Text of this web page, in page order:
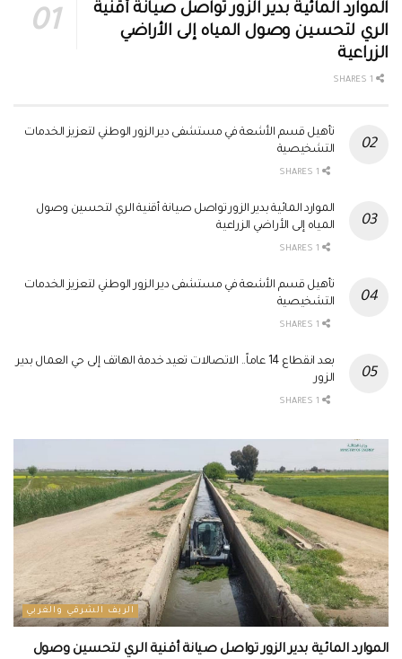
الموارد المائية بدير الزور تواصل صيانة أقنية
الري لتحسين وصول المياه إلى الأراضي
الزراعية
تأهيل قسم الأشعة في مستشفى دير الزور الوطني لتعزيز الخدمات
التشخيصية
الموارد المائية بدير الزور تواصل صيانة أقنية الري لتحسين وصول
المياه إلى الأراضي الزراعية
تأهيل قسم الأشعة في مستشفى دير الزور الوطني لتعزيز الخدمات
التشخيصية
بعد انقطاع 14 عاماً.. الاتصالات تعيد خدمة الهاتف إلى حي العمال بدير
الزور
الريف الشرقي والغربي
الموارد المائية بدير الزور تواصل صيانة أقنية الري لتحسين وصول